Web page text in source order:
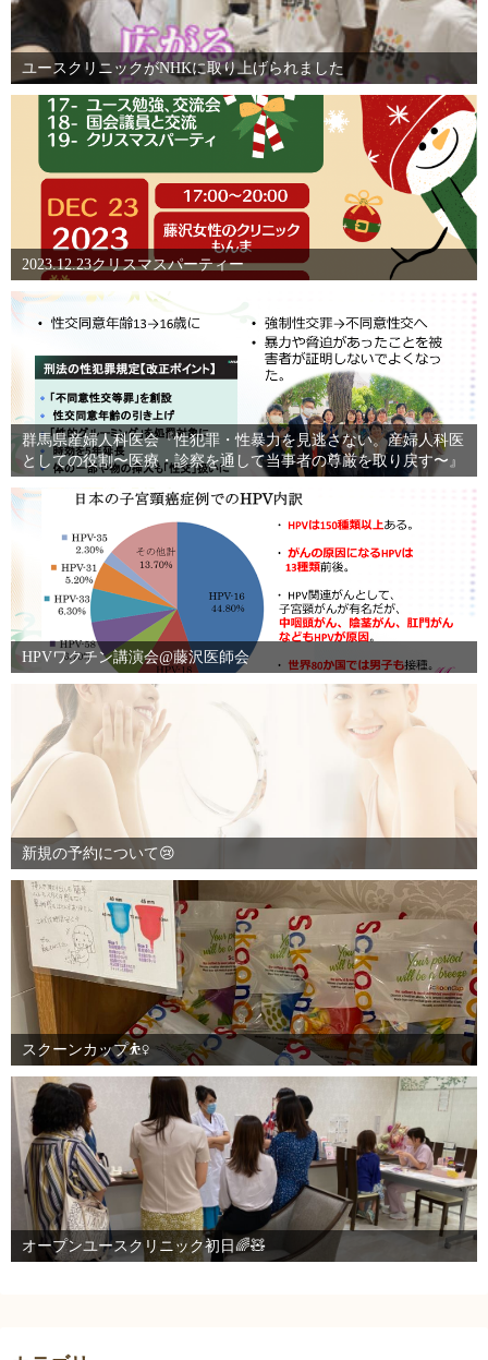
ユースクリニックがNHKに取り上げられました
2023.12.23クリスマスパーティー
群馬県産婦人科医会『性犯罪・性暴力を見逃さない。産婦人科医
としての役割〜医療・診察を通して当事者の尊厳を取り戻す〜』
HPVワクチン講演会@藤沢医師会
新規の予約について😢
スクーンカップ⛹️‍♀️
オープンユースクリニック初日🌈🧸